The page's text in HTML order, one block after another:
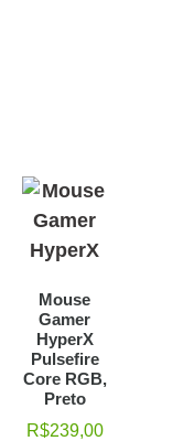
Mouse
Gamer
HyperX
Pulsefire
Core RGB,
Preto
R$239,00